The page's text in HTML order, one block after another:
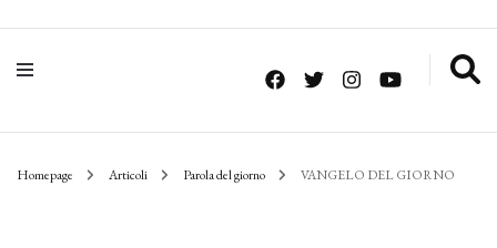
Homepage Articoli Parola del giorno VANGELO DEL GIORNO